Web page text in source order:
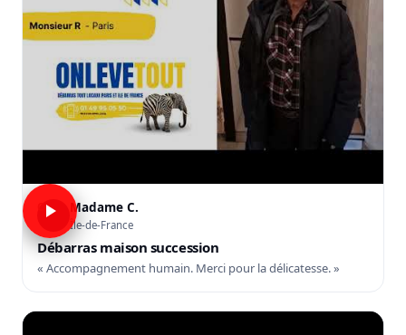
Madame C.
Île-de-France
Débarras maison succession
« Accompagnement humain. Merci pour la délicatesse. »